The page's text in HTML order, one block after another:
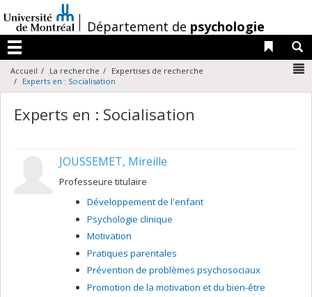
au
contenu
/Département de psychologie
Menu
Liens
Accueil La recherche
Expertises de recherche
Experts en : Socialisation
Experts en : Socialisation
JOUSSEMET, Mireille
Professeure titulaire
Développement de l'enfant
Psychologie clinique
Motivation
Pratiques parentales
Prévention de problèmes psychosociaux
Promotion de la motivation et du bien-être